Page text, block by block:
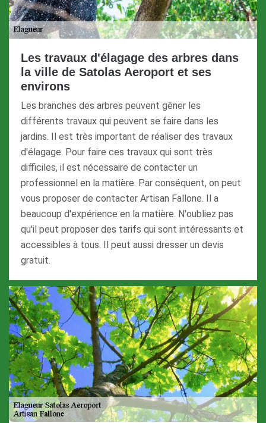
Les travaux d'élagage des arbres dans
la ville de Satolas Aeroport et ses
environs
Les branches des arbres peuvent gêner les
différents travaux qui peuvent se faire dans les
jardins. Il est très important de réaliser des travaux
d'élagage. Pour faire ces travaux qui sont très
difficiles, il est nécessaire de contacter un
professionnel en la matière. Par conséquent, on peut
vous proposer de contacter Artisan Fallone. Il a
beaucoup d'expérience en la matière. N'oubliez pas
qu'il peut proposer des tarifs qui sont intéressants et
accessibles à tous. Il peut aussi dresser un devis
gratuit.